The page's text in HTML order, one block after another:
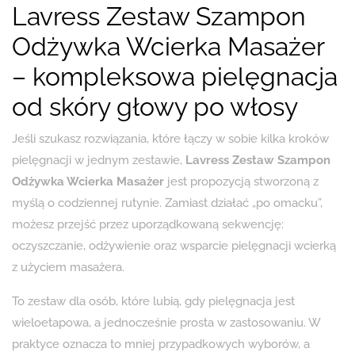
Lavress Zestaw Szampon
Odżywka Wcierka Masażer
– kompleksowa pielęgnacja
od skóry głowy po włosy
Jeśli szukasz rozwiązania, które łączy w sobie kilka kroków
pielęgnacji w jednym zestawie, Lavress Zestaw Szampon
Odżywka Wcierka Masażer jest propozycją stworzoną z
myślą o codziennej rutynie. Zamiast działać „po omacku”,
możesz przejść przez uporządkowaną sekwencję:
oczyszczanie, odżywienie oraz wsparcie pielęgnacji wcierką
z użyciem masażera.
To zestaw dla osób, które lubią, gdy pielęgnacja jest
wieloetapowa, a jednocześnie prosta w zastosowaniu. W
praktyce oznacza to mniej przypadkowych wyborów, a